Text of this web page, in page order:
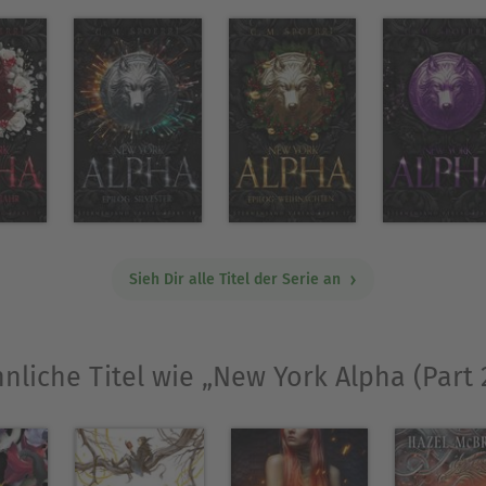
Sieh Dir alle Titel der Serie an
Titel wie „New York Alpha (Part